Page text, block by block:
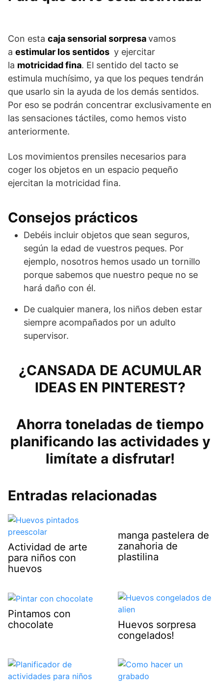
Con esta caja sensorial sorpresavamos
a estimular los sentidos y ejercitar
la motricidad fina. El sentido del tacto se
estimula muchísimo, ya que los peques tendrán
que usarlo sin la ayuda de los demás sentidos.
Por eso se podrán concentrar exclusivamente en
las sensaciones táctiles, como hemos visto
anteriormente.
Los movimientos prensiles necesarios para
coger los objetos en un espacio pequeño
ejercitan la motricidad fina.
Consejos prácticos
Debéis incluir objetos que sean seguros,
según la edad de vuestros peques. Por
ejemplo, nosotros hemos usado un tornillo
porque sabemos que nuestro peque no se
hará daño con él.
De cualquier manera, los niños deben estar
siempre acompañados por un adulto
supervisor.
¿CANSADA DE ACUMULAR
IDEAS EN PINTEREST?
Ahorra toneladas de tiempo
planificando las actividades y
limítate a disfrutar!
Entradas relacionadas
Actividad de arte
para niños con
huevos
manga pastelera de
zanahoria de
plastilina
Pintamos con
chocolate
Huevos sorpresa
congelados!